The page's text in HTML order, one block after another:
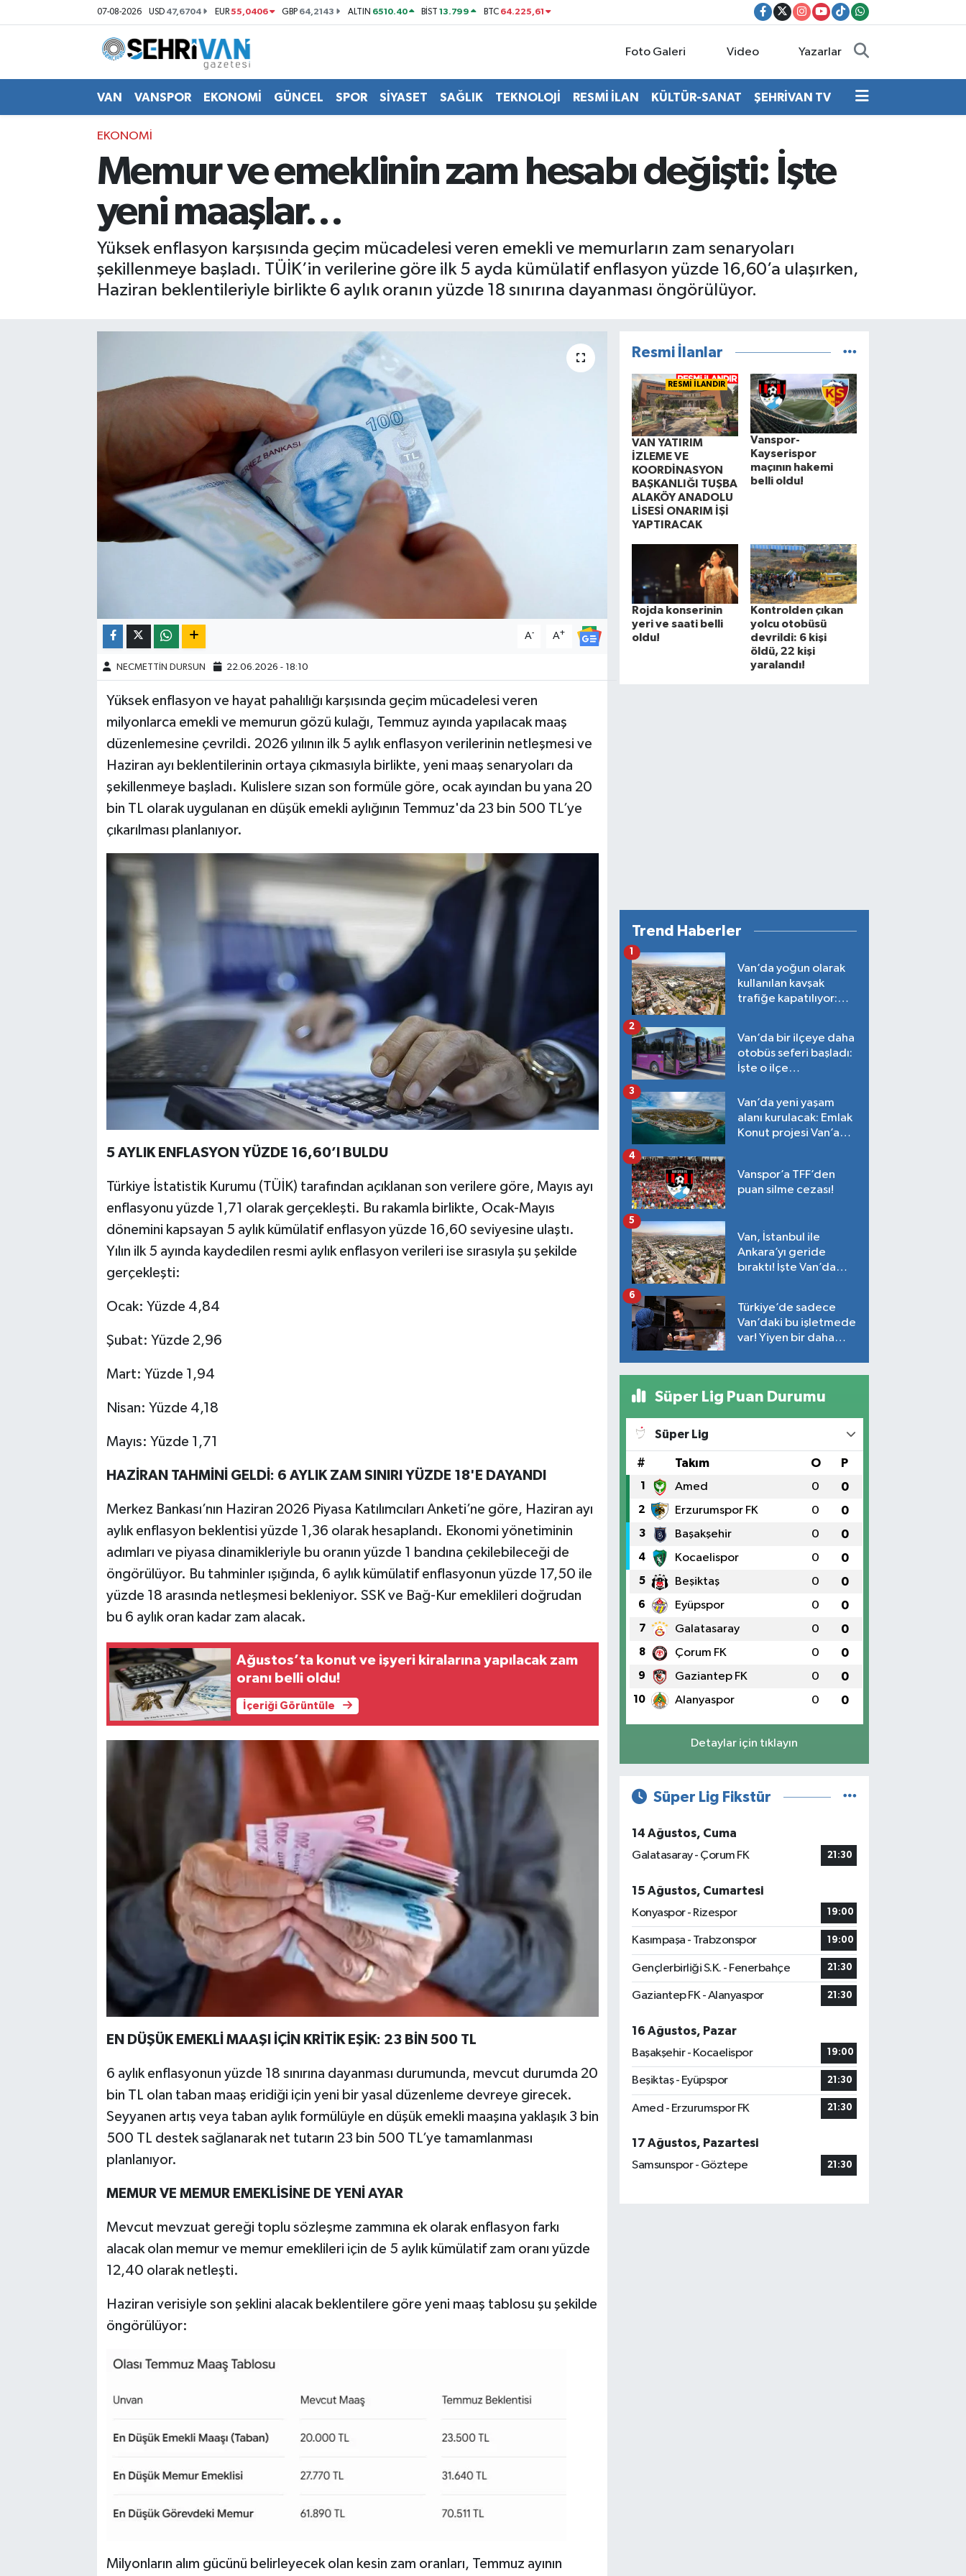
07-08-2026 USD 47,6704 EUR55,0406 GBP 64,2143 ALTIN 6510.40 BİST13.799 BTC 64.225,61
Foto Galeri Video Yazarlar
VAN VANSPOR EKONOMİ GÜNCEL SPOR SİYASET SAĞLIK TEKNOLOJİ RESMİ İLAN KÜLTÜR-SANAT ŞEHRİVAN TV
EKONOMİ
Memur ve emeklinin zam hesabı değişti: İşte
yeni maaşlar…
Yüksek enflasyon karşısında geçim mücadelesi veren emekli ve memurların zam senaryoları
şekillenmeye başladı. TÜİK’in verilerine göre ilk 5 ayda kümülatif enflasyon yüzde 16,60’a ulaşırken,
Haziran beklentileriyle birlikte 6 aylık oranın yüzde 18 sınırına dayanması öngörülüyor.
A- A+
NECMETTİN DURSUN 22.06.2026 - 18:10
Yüksek enflasyon ve hayat pahalılığı karşısında geçim mücadelesi veren
milyonlarca emekli ve memurun gözü kulağı, Temmuz ayında yapılacak maaş
düzenlemesine çevrildi. 2026 yılının ilk 5 aylık enflasyon verilerinin netleşmesi ve
Haziran ayı beklentilerinin ortaya çıkmasıyla birlikte, yeni maaş senaryoları da
şekillenmeye başladı. Kulislere sızan son formüle göre, ocak ayından bu yana 20
bin TL olarak uygulanan en düşük emekli aylığının Temmuz'da 23 bin 500 TL’ye
çıkarılması planlanıyor.
5 AYLIK ENFLASYON YÜZDE 16,60’I BULDU
Türkiye İstatistik Kurumu (TÜİK) tarafından açıklanan son verilere göre, Mayıs ayı
enflasyonu yüzde 1,71 olarak gerçekleşti. Bu rakamla birlikte, Ocak-Mayıs
dönemini kapsayan 5 aylık kümülatif enflasyon yüzde 16,60 seviyesine ulaştı.
Yılın ilk 5 ayında kaydedilen resmi aylık enflasyon verileri ise sırasıyla şu şekilde
gerçekleşti:
Ocak: Yüzde 4,84
Şubat: Yüzde 2,96
Mart: Yüzde 1,94
Nisan: Yüzde 4,18
Mayıs: Yüzde 1,71
HAZİRAN TAHMİNİ GELDİ: 6 AYLIK ZAM SINIRI YÜZDE 18'E DAYANDI
Merkez Bankası’nın Haziran 2026 Piyasa Katılımcıları Anketi’ne göre, Haziran ayı
aylık enflasyon beklentisi yüzde 1,36 olarak hesaplandı. Ekonomi yönetiminin
adımları ve piyasa dinamikleriyle bu oranın yüzde 1 bandına çekilebileceği de
öngörülüyor. Bu tahminler ışığında, 6 aylık kümülatif enflasyonun yüzde 17,50 ile
yüzde 18 arasında netleşmesi bekleniyor. SSK ve Bağ-Kur emeklileri doğrudan
bu 6 aylık oran kadar zam alacak.
Ağustos’ta konut ve işyeri kiralarına yapılacak zam
oranı belli oldu!
İçeriği Görüntüle
EN DÜŞÜK EMEKLİ MAAŞI İÇİN KRİTİK EŞİK: 23 BİN 500 TL
6 aylık enflasyonun yüzde 18 sınırına dayanması durumunda, mevcut durumda 20
bin TL olan taban maaş eridiği için yeni bir yasal düzenleme devreye girecek.
Seyyanen artış veya taban aylık formülüyle en düşük emekli maaşına yaklaşık 3 bin
500 TL destek sağlanarak net tutarın 23 bin 500 TL’ye tamamlanması
planlanıyor.
MEMUR VE MEMUR EMEKLİSİNE DE YENİ AYAR
Mevcut mevzuat gereği toplu sözleşme zammına ek olarak enflasyon farkı
alacak olan memur ve memur emeklileri için de 5 aylık kümülatif zam oranı yüzde
12,40 olarak netleşti.
Haziran verisiyle son şeklini alacak beklentilere göre yeni maaş tablosu şu şekilde
öngörülüyor:
Milyonların alım gücünü belirleyecek olan kesin zam oranları, Temmuz ayının
Resmi İlanlar
RESMİ İLANDIR
VAN YATIRIM
İZLEME VE
KOORDİNASYON
BAŞKANLIĞI TUŞBA
ALAKÖY ANADOLU
LİSESİ ONARIM İŞİ
YAPTIRACAK
Vanspor-
Kayserispor
maçının hakemi
belli oldu!
Rojda konserinin
yeri ve saati belli
oldu!
Kontrolden çıkan
yolcu otobüsü
devrildi: 6 kişi
öldü, 22 kişi
yaralandı!
Trend Haberler
Van’da yoğun olarak
kullanılan kavşak
trafiğe kapatılıyor:
1
Van’da bir ilçeye daha
otobüs seferi başladı:
İşte o ilçe…
2
Van’da yeni yaşam
alanı kurulacak: Emlak
Konut projesi Van’a
3
Vanspor’a TFF’den
puan silme cezası!
4
Van, İstanbul ile
Ankara’yı geride
bıraktı! İşte Van’da
5
Türkiye’de sadece
Van’daki bu işletmede
var! Yiyen bir daha
6
Süper Lig Puan Durumu
Süper Lig
# Takım O P
1 Amed 0 0
2 Erzurumspor FK 0 0
3 Başakşehir 0 0
4 Kocaelispor 0 0
5 Beşiktaş 0 0
6 Eyüpspor 0 0
7 Galatasaray 0 0
8 Çorum FK 0 0
9 Gaziantep FK 0 0
10 Alanyaspor 0 0
Detaylar için tıklayın
Süper Lig Fikstür
14 Ağustos, Cuma
Galatasaray - Çorum FK
21:30
15 Ağustos, Cumartesi
Konyaspor - Rizespor
19:00
Kasımpaşa - Trabzonspor 19:00
Gençlerbirliği S.K. - Fenerbahçe 21:30
Gaziantep FK - Alanyaspor 21:30
16 Ağustos, Pazar
Başakşehir - Kocaelispor
19:00
Beşiktaş - Eyüpspor 21:30
Amed - Erzurumspor FK 21:30
17 Ağustos, Pazartesi
Samsunspor - Göztepe
21:30
Van Nöbetçi Eczaneler
Van Hava Durumu
VAN Namaz Vakitleri
Van Trafik Yoğunluk Haritası
Süper Lig Puan Durumu ve Fikstür
Son Dakika Haberleri